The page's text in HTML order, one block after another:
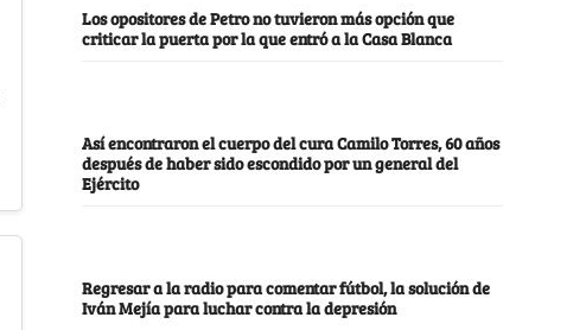
Los opositores de Petro no tuvieron más opción que
criticar la puerta por la que entró a la Casa Blanca
Así encontraron el cuerpo del cura Camilo Torres, 60 años
después de haber sido escondido por un general del
Ejército
Regresar a la radio para comentar fútbol, la solución de
Iván Mejía para luchar contra la depresión